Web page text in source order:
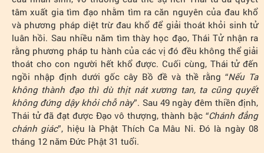
tâm xuất gia tìm đạo nhằm tìm ra căn nguyên của đau khổ
và phương pháp diệt trừ đau khổ để giải thoát khỏi sinh tử
luân hồi. Sau nhiều năm tìm thày học đạo, Thái Tử nhận ra
rằng phương pháp tu hành của các vị đó đều không thể giải
thoát cho con người hết khổ được. Cuối cùng, Thái tử đến
ngồi nhập định dưới gốc cây Bồ đề và thề rằng “Nếu Ta
không thành đạo thì dù thịt nát xương tan, ta cũng quyết
không đứng dậy khỏi chỗ này”. Sau 49 ngày đêm thiền định,
Thái tử đã đạt được Đạo vô thượng, thành bậc “Chánh đẳng
chánh giác”, hiệu là Phật Thích Ca Mâu Ni. Đó là ngày 08
tháng 12 năm Đức Phật 31 tuổi.